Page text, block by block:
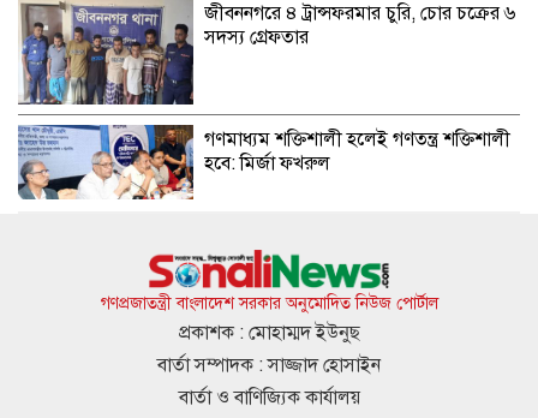
জীবননগরে ৪ ট্রান্সফরমার চুরি, চোর চক্রের ৬
সদস্য গ্রেফতার
গণমাধ্যম শক্তিশালী হলেই গণতন্ত্র শক্তিশালী
হবে: মির্জা ফখরুল
৭৫ হাজার অবসরপ্রাপ্ত শিক্ষক-কর্মচারীর জন্য
সুখবর
নোয়াখালীতে বিএনপি নেতাকে গুলি, লাগল
গণপ্রজাতন্ত্রী বাংলাদেশ সরকার অনুমোদিত নিউজ পোর্টাল
প্রকাশক : মোহাম্মদ ইউনুছ
বার্তা সম্পাদক : সাজ্জাদ হোসাইন
বার্তা ও বাণিজ্যিক কার্যালয়